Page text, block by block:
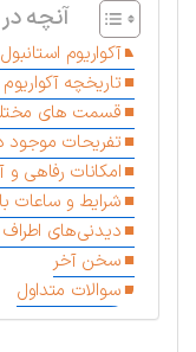
آنچه
آکواریوم
تاریخچه
قسمت های مختلف
تفریحات موجود
امکانات رفاهی و
شرایط و ساعات
دیدنی‌های اطراف
سخن آخر
سوالات متداول